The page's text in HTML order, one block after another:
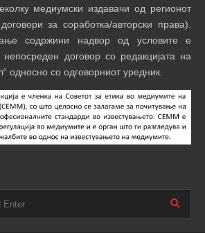
медиумски издавачи од регионот
за соработка/авторски права).
содржини надвор од условите е
договор со редакцијата на
односно со одговорниот уредник.